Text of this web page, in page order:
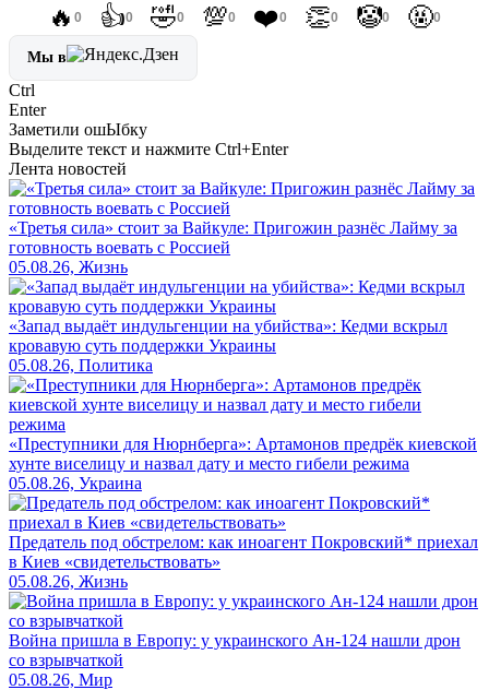
🔥 0 👍0 🤣0 💯0 ❤️0 👏0 🤡0 🤬0
Мы в
Ctrl
Enter
Заметили ошЫбку
Выделите текст и нажмите Ctrl+Enter
Лента новостей
«Третья сила» стоит за Вайкуле: Пригожин разнёс Лайму за
готовность воевать с Россией
05.08.26, Жизнь
«Запад выдаёт индульгенции на убийства»: Кедми вскрыл
кровавую суть поддержки Украины
05.08.26, Политика
«Преступники для Нюрнберга»: Артамонов предрёк киевской
хунте виселицу и назвал дату и место гибели режима
05.08.26, Украина
Предатель под обстрелом: как иноагент Покровский* приехал
в Киев «свидетельствовать»
05.08.26, Жизнь
Война пришла в Европу: у украинского Ан-124 нашли дрон
со взрывчаткой
05.08.26, Мир